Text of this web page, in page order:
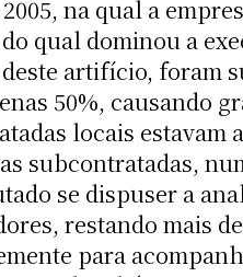
na qual a
qual dominou a
artifício, foram
50%, causando
locais estavam
subcontratadas,
se dispuser a
restando mais
para